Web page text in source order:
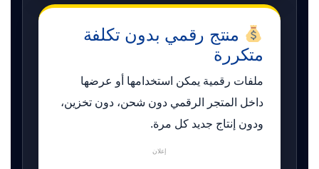
منتج رقمي بدون تكلفة
متكررة
ملفات رقمية يمكن استخدامها أو عرضها
داخل المتجر الرقمي دون شحن، دون تخزين،
ودون إنتاج جديد كل مرة.
إعلان